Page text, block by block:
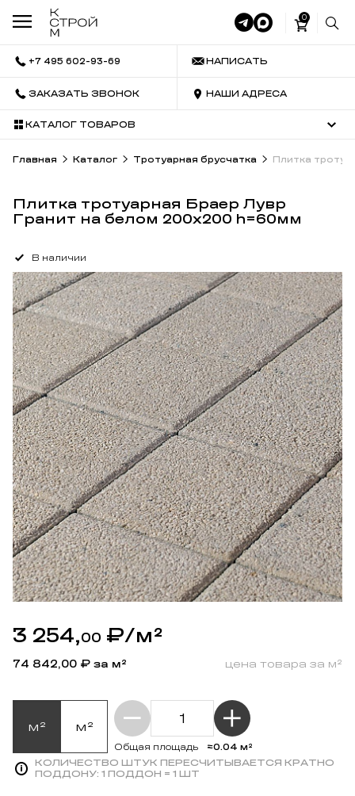
0
+7 495 602-93-69 НАПИСАТЬ
ЗАКАЗАТЬ ЗВОНОК НАШИ АДРЕСА
КАТАЛОГ ТОВАРОВ
Главная Каталог Тротуарная брусчатка Плитка
Плитка тротуарная Браер Лувр
Гранит на белом 200х200 h=60мм
В наличии
3 254,00 ₽/м²
74 842,00 ₽ за м² цена товара за м²
м² м²
Общая площадь
≈0.04 м²
КОЛИЧЕСТВО ШТУК ПЕРЕСЧИТЫВАЕТСЯ КРАТНО
ПОДДОНУ: 1 ПОДДОН = 1 ШТ